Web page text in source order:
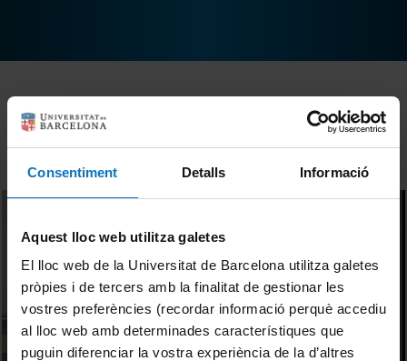
Consentiment Detalls Informació
Aquest lloc web utilitza galetes
El lloc web de la Universitat de Barcelona utilitza galetes
pròpies i de tercers amb la finalitat de gestionar les
vostres preferències (recordar informació perquè accediu
al lloc web amb determinades característiques que
puguin diferenciar la vostra experiència de la d’altres
Ordenar